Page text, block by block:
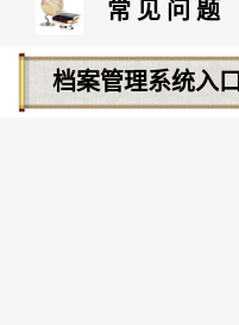
常见问题
档案管理系统入口